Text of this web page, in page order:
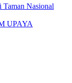
Taman Nasional
UPAYA